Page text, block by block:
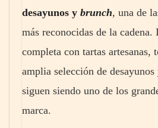
desayunos y brunch, una de
más reconocidas de la cadena.
completa con tartas artesanas,
amplia selección de desayunos
siguen siendo uno de los
marca.